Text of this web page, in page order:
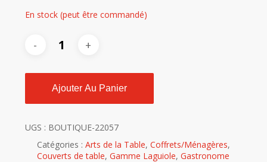
En stock (peut être commandé)
Ajouter Au Panier
UGS : BOUTIQUE-22057
Catégories : Arts de la Table, Coffrets/Ménagères,
Couverts de table, Gamme Laguiole, Gastronome